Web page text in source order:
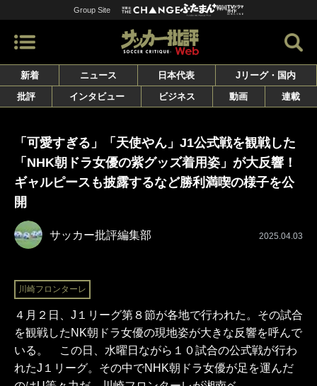
Group Site
新着 ニュース 日本代表
Jリーグ・国内
批評
インタビュー ビジネス 動画 連載
「可愛すぎる」「天使やん」J1公式戦を観戦した
「NHK朝ドラ女優の紫グッズ着用姿」が大反響！
ギャルピースも披露するなど勝利満喫の様子を公
開
サッカー批評編集部 2025.04.03
川崎フロンターレ
４月２日、J１リーグ第８節が各地で行われた。その試合
を観戦したNK朝ドラ女優の現地姿が大きな反響を呼んで
いる。 この日、水曜日ながら１０試合の公式戦が行わ
れたJ１リーグ。その中でNHK朝ドラ女優が足を運んだ